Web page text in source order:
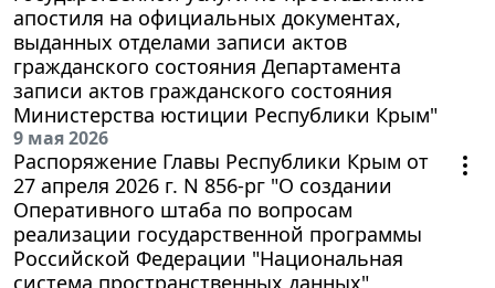
апостиля на официальных документах,
выданных отделами записи актов
гражданского состояния Департамента
записи актов гражданского состояния
Министерства юстиции Республики Крым"
9 мая 2026
Распоряжение Главы Республики Крым от
27 апреля 2026 г. N 856-рг "О создании
Оперативного штаба по вопросам
реализации государственной программы
Российской Федерации "Национальная
система пространственных данных"